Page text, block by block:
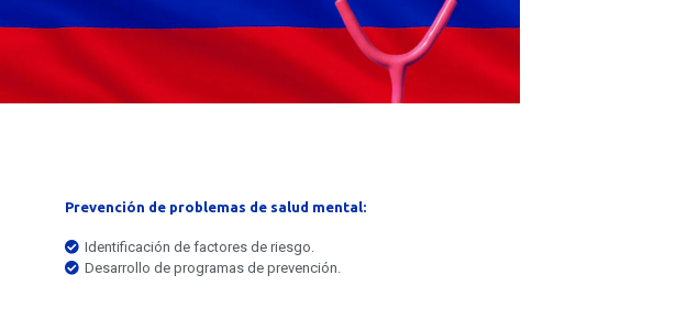
Prevención de problemas de salud mental:
Identificación de factores de riesgo.
Desarrollo de programas de prevención.